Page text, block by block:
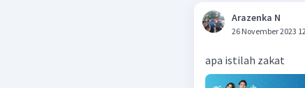
Arazenka N
26 November 2023
apa istilah zakat